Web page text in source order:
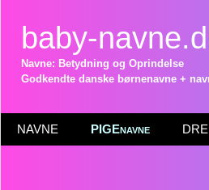
baby-
Navne: Betydning og Oprindelse
Godkendte danske børnenavne +
NAVNE PIGEnavne